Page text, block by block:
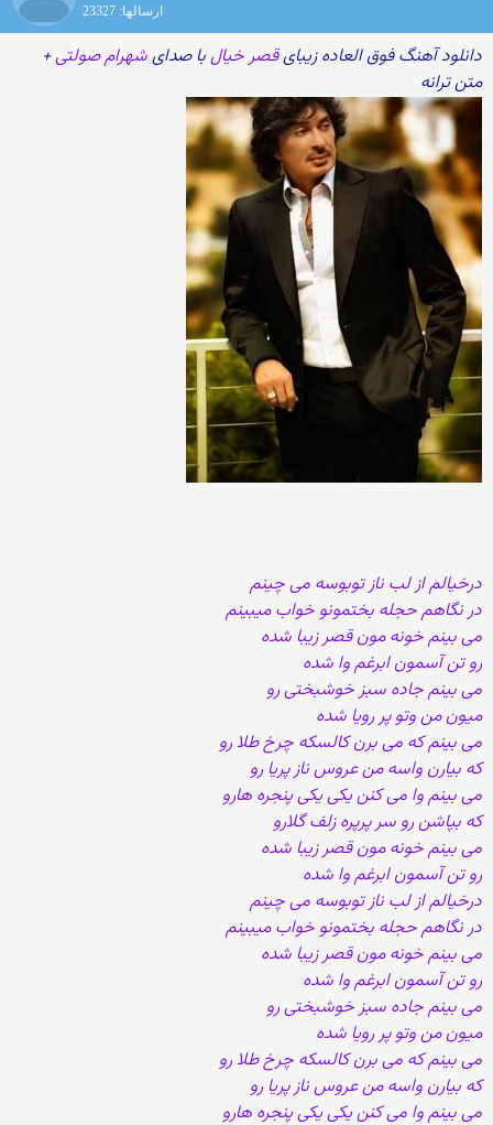
ارسالها: 23327
دانلود آهنگ فوق العاده زیبایقصر خیالبا صدایشهرام صولتی+
متن ترانه
درخیالم از لب ناز توبوسه می چینم
در نگاهم حجله بختمونو خواب میبینم
می بینم خونه مون قصر زیبا شده
رو تن آسمون ابرغم وا شده
می بینم جاده سبز خوشبختی رو
میون من وتو پر رویا شده
می بینم که می برن کالسکه چرخ طلا رو
که بیارن واسه من عروس ناز پریا رو
می بینم وا می کنن یکی یکی پنجره هارو
که بپاشن رو سر پرپره زلف گلارو
می بینم خونه مون قصر زیبا شده
رو تن آسمون ابرغم وا شده
درخیالم از لب ناز توبوسه می چینم
در نگاهم حجله بختمونو خواب میبینم
می بینم خونه مون قصر زیبا شده
رو تن آسمون ابرغم وا شده
می بینم جاده سبز خوشبختی رو
میون من وتو پر رویا شده
می بینم که می برن کالسکه چرخ طلا رو
که بیارن واسه من عروس ناز پریا رو
می بینم وا می کنن یکی یکی پنجره هارو